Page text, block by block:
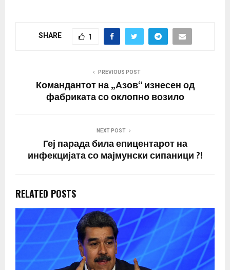
одбрана на
за спасување на
преостанатите борци
SHARE 1
PREVIOUS POST
Командантот на „Азов“ изнесен од
фабриката со оклопно возило
NEXT POST
Геј парада била епицентарот на
инфекцијата со мајмунски сипаници ?!
RELATED POSTS